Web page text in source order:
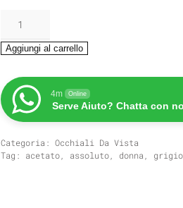
quantità
Aggiungi al carrello
4m Online
Serve Aiuto? Chatta con
Categoria: Occhiali Da Vista
Tag: acetato assoluto donna grigio